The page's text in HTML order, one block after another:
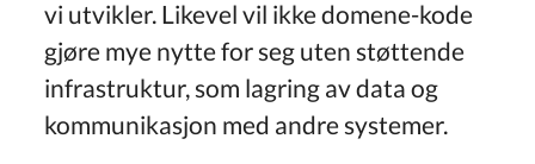
vi utvikler. Likevel vil ikke domene-kode
gjøre mye nytte for seg uten støttende
infrastruktur, som lagring av data og
kommunikasjon med andre systemer.